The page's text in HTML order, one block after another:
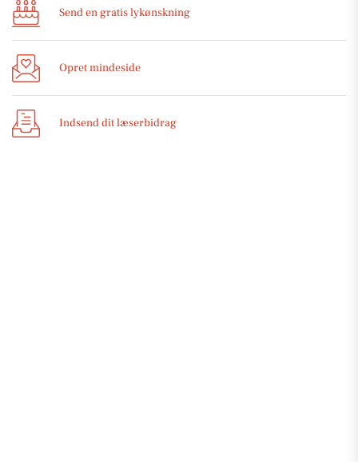
Send en gratis lykønskning
Opret mindeside
Indsend dit læserbidrag